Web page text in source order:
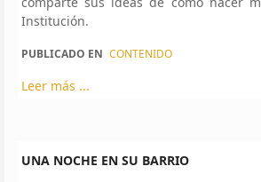
Institución.
PUBLICADO EN CONTENIDO
Leer más ...
UNA NOCHE EN SU BARRIO